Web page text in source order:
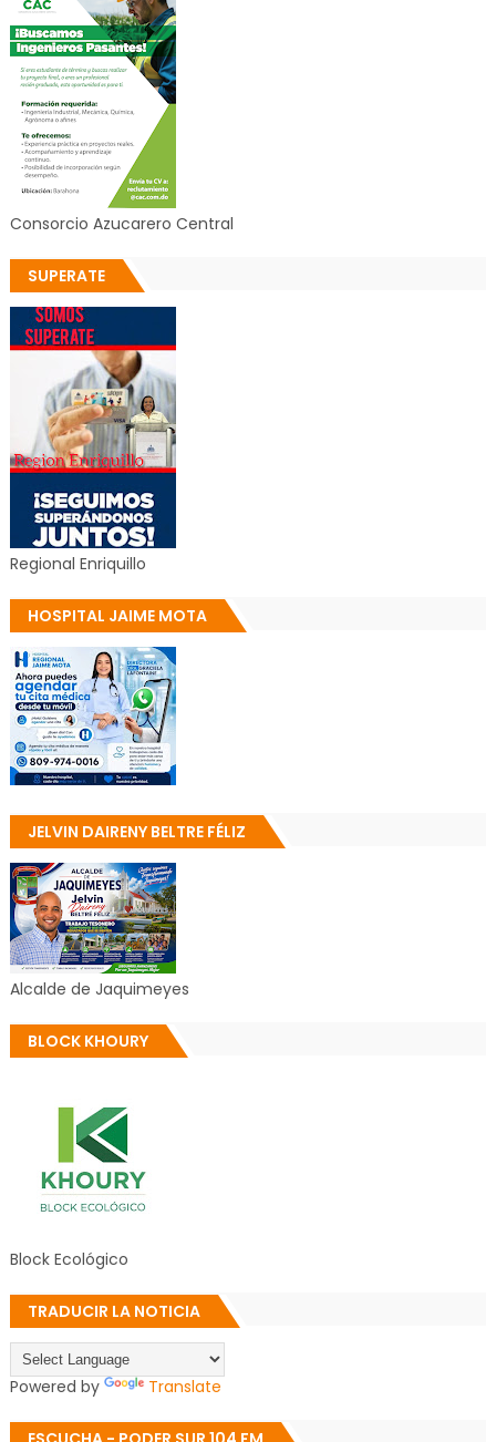
Consorcio Azucarero Central
SUPERATE
Regional Enriquillo
HOSPITAL JAIME MOTA
JELVIN DAIRENY BELTRE FÉLIZ
Alcalde de Jaquimeyes
BLOCK KHOURY
Block Ecológico
TRADUCIR LA NOTICIA
Powered by Translate